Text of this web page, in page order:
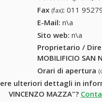
Fax (fax): 011
E-Mail: n\a
Sito web: n\a
Proprietario /
MOBILIFICIO SAN
Orari di apertura
ulteriori dettagli in
VINCENZO MAZZA"?